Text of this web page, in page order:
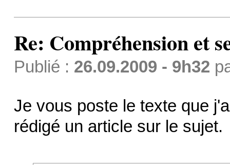
Re: Compréhension et
Publié : 26.09.2009 - 9h32
Je vous poste le texte que
rédigé un article sur le sujet.